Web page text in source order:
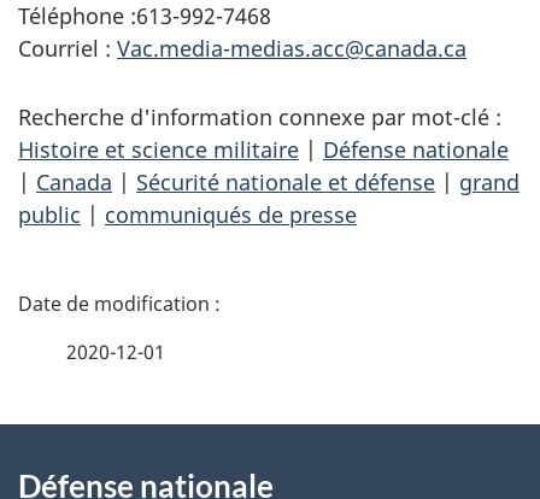
Téléphone :613-992-7468
Courriel : Vac.media-medias.acc@canada.ca
Recherche d'information connexe par mot-clé :
Histoire et science militaire | Défense nationale
| Canada | Sécurité nationale et défense | grand
public | communiqués de presse
D
2020-12-01
Défense nationale